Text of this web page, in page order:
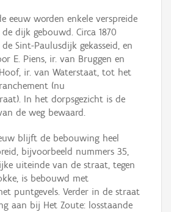
eeuw worden enkele verspreide
dijk gebouwd. Circa 1870
Sint-Paulusdijk gekasseid, en
E. Piens, ir. van Bruggen en
ir. van Waterstaat, tot het
(nu
In het dorpsgezicht is de
de weg bewaard.
blijft de bebouwing heel
bijvoorbeeld nummers 35,
uiteinde van de straat, tegen
is bebouwd met
puntgevels. Verder in de straat
aan bij Het Zoute: losstaande